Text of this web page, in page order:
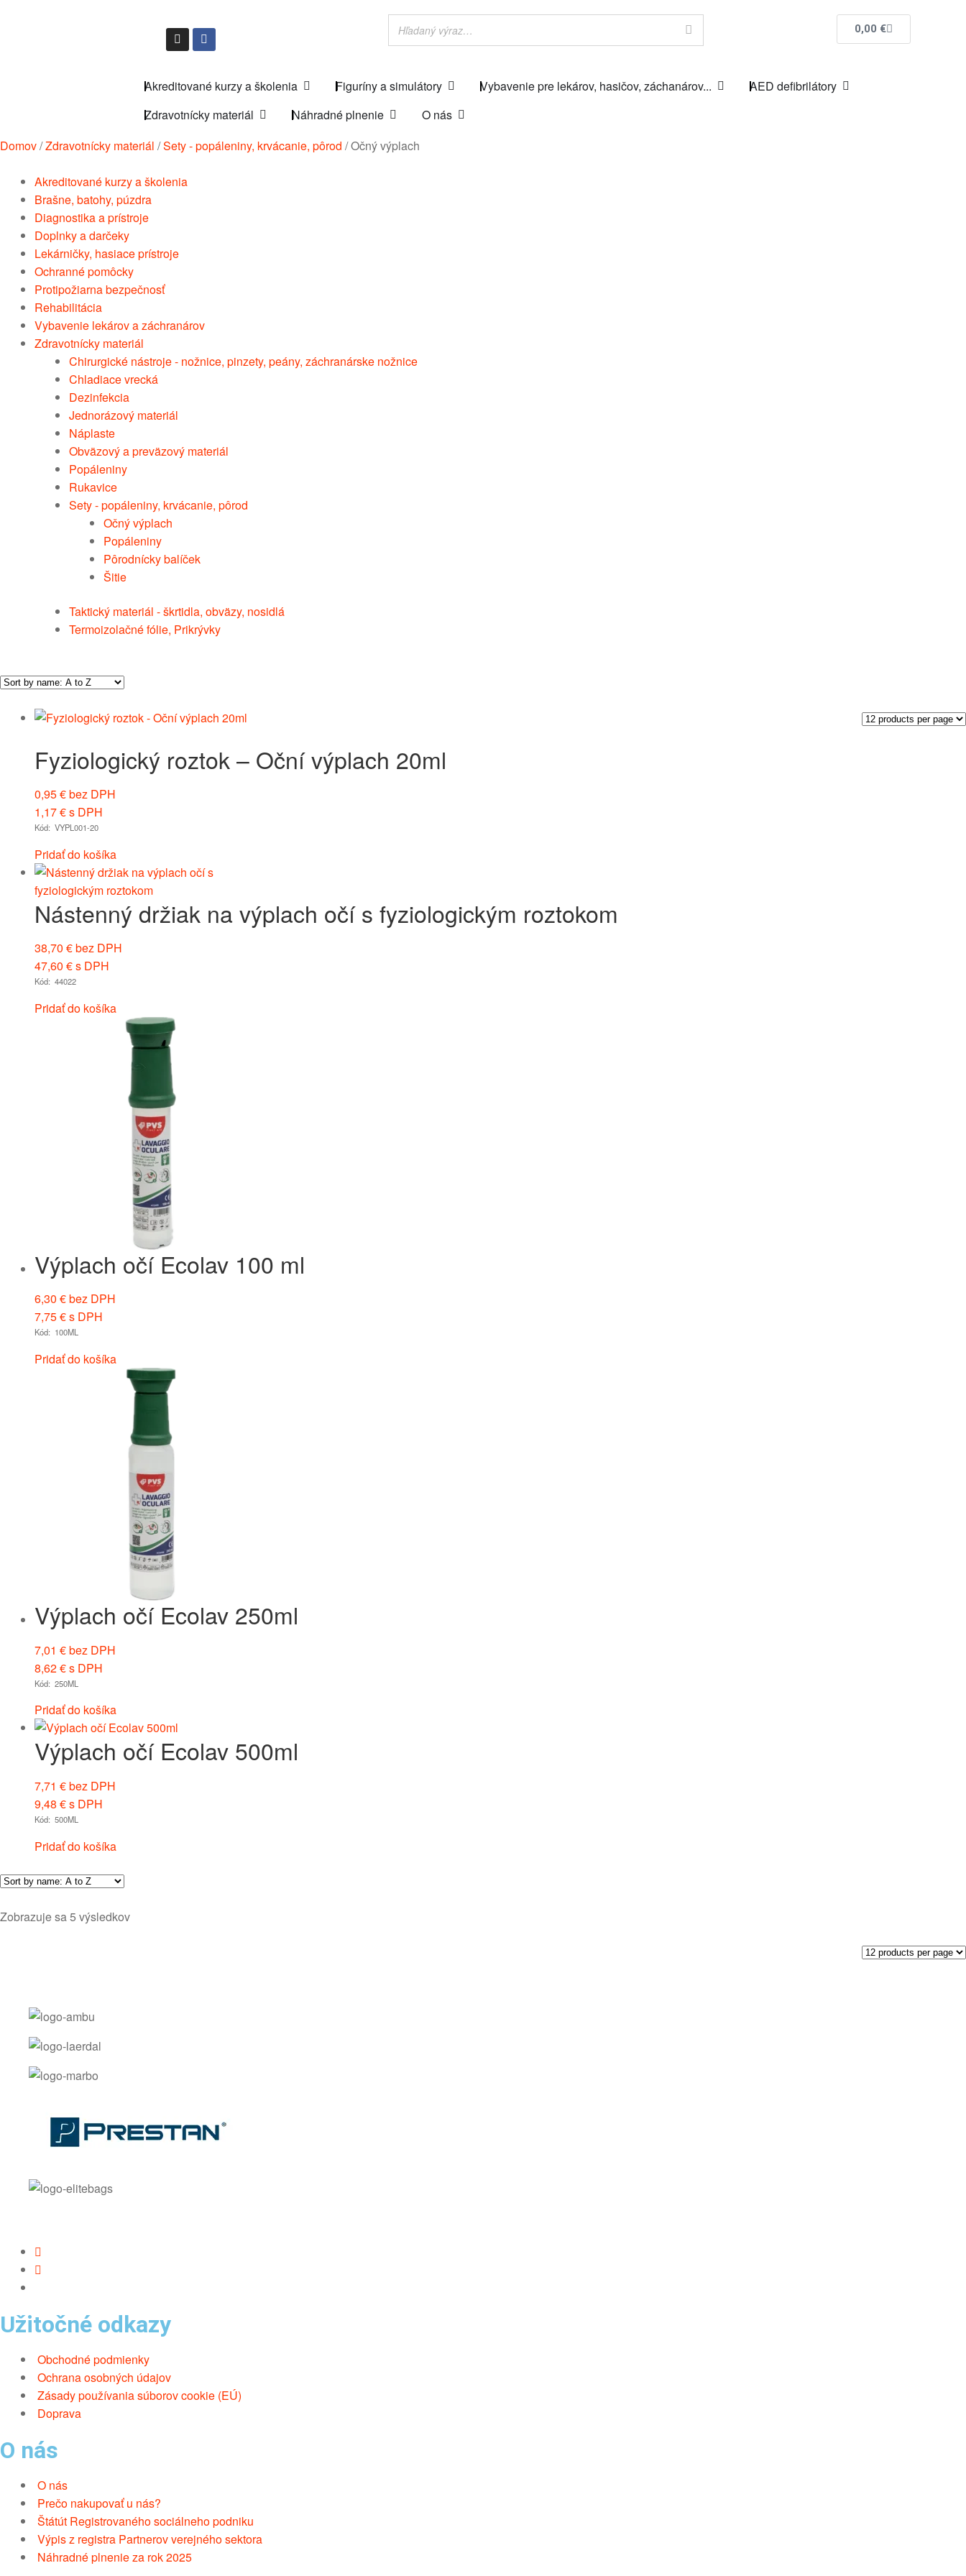
0,00 €
Akreditované kurzy a školenia Figuríny a simulátory Vybavenie pre lekárov, hasičov, záchanárov...
AED defibrilátory
Zdravotnícky materiál
Náhradné plnenie
O nás
Domov/Zdravotnícky materiál /Sety - popáleniny, krvácanie, pôrod /Očný výplach
Akreditované kurzy a školenia
Brašne, batohy, púzdra
Diagnostika a prístroje
Doplnky a darčeky
Lekárničky, hasiace prístroje
Ochranné pomôcky
Protipožiarna bezpečnosť
Rehabilitácia
Vybavenie lekárov a záchranárov
Zdravotnícky materiál
Chirurgické nástroje - nožnice, pinzety, peány, záchranárske nožnice
Chladiace vrecká
Dezinfekcia
Jednorázový materiál
Náplaste
Obväzový a preväzový materiál
Popáleniny
Rukavice
Sety - popáleniny, krvácanie, pôrod
Očný výplach
Popáleniny
Pôrodnícky balíček
Šitie
Taktický materiál - škrtidla, obväzy, nosidlá
Termoizolačné fólie, Prikrývky
Fyziologický roztok – Oční výplach 20ml
0,95€bez DPH
1,17€s DPH
Kód: VYPL001-20
Pridať do košíka
Nástenný držiak na výplach očí s fyziologickým roztokom
38,70 €bez DPH
47,60 €s DPH
Kód: 44022
Pridať do košíka
Výplach očí Ecolav 100 ml
6,30 €bez DPH
7,75€s DPH
Kód: 100ML
Pridať do košíka
Výplach očí Ecolav 250ml
7,01 €bez DPH
8,62€s DPH
Kód: 250ML
Pridať do košíka
Výplach očí Ecolav 500ml
7,71 €bez DPH
9,48 €s DPH
Kód: 500ML
Pridať do košíka
Zobrazuje sa 5 výsledkov
Užitočné odkazy
Obchodné podmienky
Ochrana osobných údajov
Zásady používania súborov cookie (EÚ)
Doprava
O nás
O nás
Prečo nakupovať u nás?
Štátút Registrovaného sociálneho podniku
Výpis z registra Partnerov verejného sektora
Náhradné plnenie za rok 2025